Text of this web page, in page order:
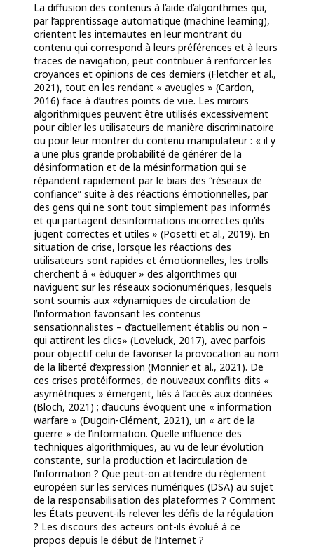
La diffusion des contenus à l’aide d’algorithmes qui,
par l’apprentissage automatique (machine learning),
orientent les internautes en leur montrant du
contenu qui correspond à leurs préférences et à leurs
traces de navigation, peut contribuer à renforcer les
croyances et opinions de ces derniers (Fletcher et al.,
2021), tout en les rendant « aveugles » (Cardon,
2016) face à d’autres points de vue. Les miroirs
algorithmiques peuvent être utilisés excessivement
pour cibler les utilisateurs de manière discriminatoire
ou pour leur montrer du contenu manipulateur : « il y
a une plus grande probabilité de générer de la
désinformation et de la mésinformation qui se
répandent rapidement par le biais des “réseaux de
confiance” suite à des réactions émotionnelles, par
des gens qui ne sont tout simplement pas informés
et qui partagent desinformations incorrectes qu’ils
jugent correctes et utiles » (Posetti et al., 2019). En
situation de crise, lorsque les réactions des
utilisateurs sont rapides et émotionnelles, les trolls
cherchent à « éduquer » des algorithmes qui
naviguent sur les réseaux socionumériques, lesquels
sont soumis aux «dynamiques de circulation de
l’information favorisant les contenus
sensationnalistes – d’actuellement établis ou non –
qui attirent les clics» (Loveluck, 2017), avec parfois
pour objectif celui de favoriser la provocation au nom
de la liberté d’expression (Monnier et al., 2021). De
ces crises protéiformes, de nouveaux conflits dits «
asymétriques » émergent, liés à l’accès aux données
(Bloch, 2021) ; d’aucuns évoquent une « information
warfare » (Dugoin-Clément, 2021), un « art de la
guerre » de l’information. Quelle influence des
techniques algorithmiques, au vu de leur évolution
constante, sur la production et lacirculation de
l’information ? Que peut-on attendre du règlement
européen sur les services numériques (DSA) au sujet
de la responsabilisation des plateformes ? Comment
les États peuvent-ils relever les défis de la régulation
? Les discours des acteurs ont-ils évolué à ce
propos depuis le début de l’Internet ?